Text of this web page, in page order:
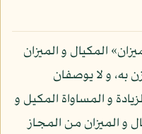
المكيال و الميزان
به، و لا يوصفان
و المساواة المكيل و
و الميزان من المجاز